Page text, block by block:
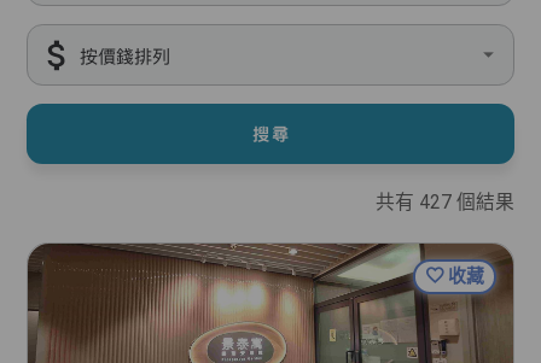
按價錢排列
搜尋
共有 427個結果
收藏